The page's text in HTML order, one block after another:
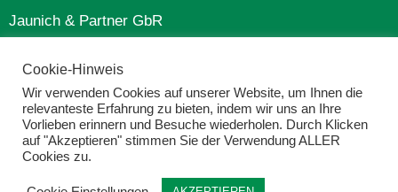
Jaunich & Partner GbR
Tel.: 05461 | 69 58
info@wachstum-bildet-kapital.de
Cookie-Hinweis
Wir verwenden Cookies auf unserer Website, um Ihnen die
relevanteste Erfahrung zu bieten, indem wir uns an Ihre
Vorlieben erinnern und Besuche wiederholen. Durch Klicken
auf "Akzeptieren" stimmen Sie der Verwendung ALLER
Cookies zu.